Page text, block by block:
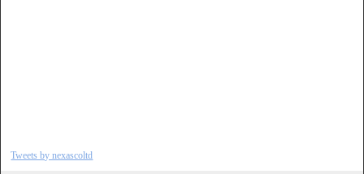
Tweets by nexascoltd